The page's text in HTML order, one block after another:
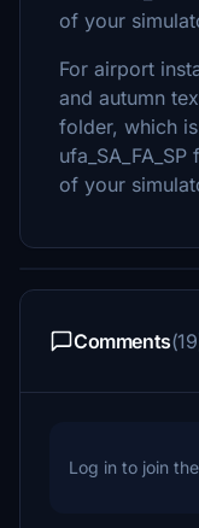
of your
For airport
and autumn
folder, which
of your
Comments
Log in to join